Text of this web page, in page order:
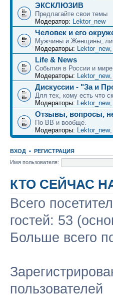
ЭКСКЛЮЗИВ
Предлагайте свои темы
Модератор: Lektor_new
Человек и его
Мужчины и Женщины,
Модераторы: Lektor_new,
Life & News
События в России и мире
Модераторы: Lektor_new,
Дискуссии - "За и
Для тех, кому есть что
Модераторы: Lektor_new,
Отзывы, вопросы,
По ВВ и вообще.
Модераторы: Lektor_new,
ВХОД • РЕГИСТРАЦИЯ
Имя пользователя:
КТО СЕЙЧАС
Всего
гостей: 53
Больше всего
пользователей